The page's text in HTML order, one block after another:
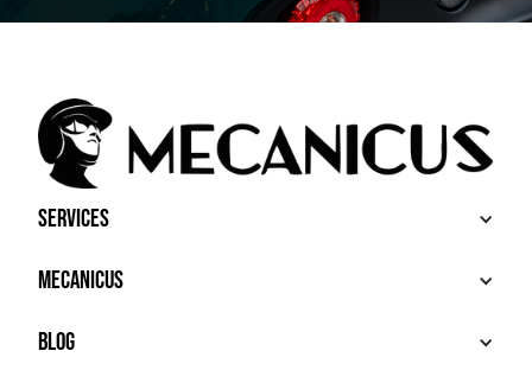
Services
ACHETER
VENDRE
SERVICES PREMIUM
Mecanicus
À PROPOS
HOUSE MECANICUS
Blog